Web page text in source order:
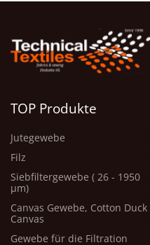
TOP Produkte
Jutegewebe
Filz
Siebfiltergewebe ( 26 - 1950
μm)
Canvas Gewebe, Cotton Duck
Canvas
Gewebe für die Filtration